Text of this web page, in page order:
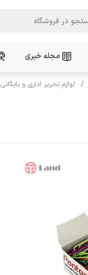
مجله خبری
لوازم تحریر اداری و بایگانی